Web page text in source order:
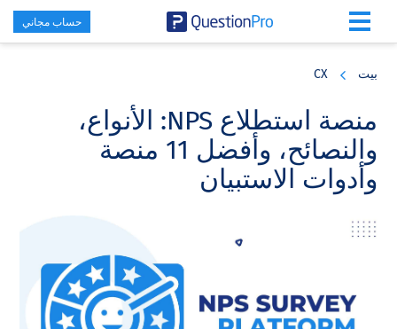
حساب مجاني
بيت CX
منصة استطلاع NPS: الأنواع،
والنصائح، وأفضل 11 منصة
وأدوات الاستبيان